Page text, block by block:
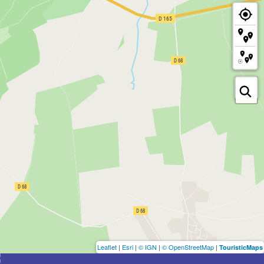
Leaflet | Esri | © IGN | © OpenStreetMap | TouristicMaps